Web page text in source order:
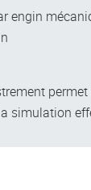
engin
permet
simulation